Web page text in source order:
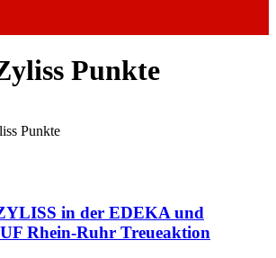
Punkte
Punkte
in der EDEKA und
Rhein-Ruhr Treueaktion